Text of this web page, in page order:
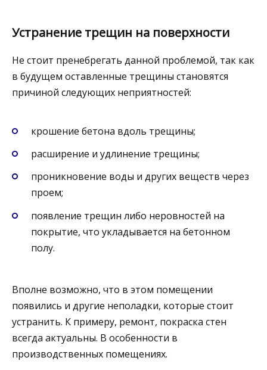
Устранение трещин на поверхности
Не стоит пренебрегать данной проблемой, так как
в будущем оставленные трещины становятся
причиной следующих неприятностей:
крошение бетона вдоль трещины;
расширение и удлинение трещины;
проникновение воды и других веществ через
проем;
появление трещин либо неровностей на
покрытие, что укладывается на бетонном
полу.
Вполне возможно, что в этом помещении
появились и другие неполадки, которые стоит
устранить. К примеру, ремонт, покраска стен
всегда актуальны. В особенности в
производственных помещениях.